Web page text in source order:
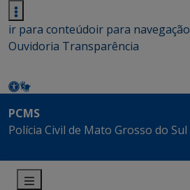
ir para conteúdoir para navegação
Ouvidoria Transparência
PCMS
Polícia Civil de Mato Grosso do Sul